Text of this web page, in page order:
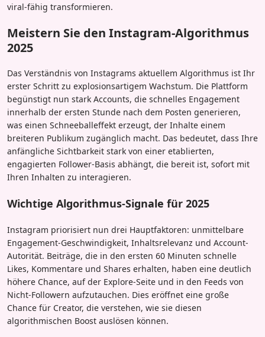
viral-fähig transformieren.
Meistern Sie den Instagram-Algorithmus
2025
Das Verständnis von Instagrams aktuellem Algorithmus ist Ihr
erster Schritt zu explosionsartigem Wachstum. Die Plattform
begünstigt nun stark Accounts, die schnelles Engagement
innerhalb der ersten Stunde nach dem Posten generieren,
was einen Schneeballeffekt erzeugt, der Inhalte einem
breiteren Publikum zugänglich macht. Das bedeutet, dass Ihre
anfängliche Sichtbarkeit stark von einer etablierten,
engagierten Follower-Basis abhängt, die bereit ist, sofort mit
Ihren Inhalten zu interagieren.
Wichtige Algorithmus-Signale für 2025
Instagram priorisiert nun drei Hauptfaktoren: unmittelbare
Engagement-Geschwindigkeit, Inhaltsrelevanz und Account-
Autorität. Beiträge, die in den ersten 60 Minuten schnelle
Likes, Kommentare und Shares erhalten, haben eine deutlich
höhere Chance, auf der Explore-Seite und in den Feeds von
Nicht-Followern aufzutauchen. Dies eröffnet eine große
Chance für Creator, die verstehen, wie sie diesen
algorithmischen Boost auslösen können.